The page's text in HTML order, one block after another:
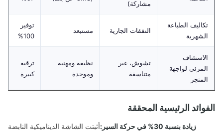
مشاركة)
الطباعة
النفقات الجارية مستبعد
لواجهة
تشوش، غير
متناسقة
نظيفة ومهنية
وموحدة
الرئيسية المحققة
زيادة بنسبة 30% في حركة السير:
أثبتت الشاشة الديناميكية النابضة